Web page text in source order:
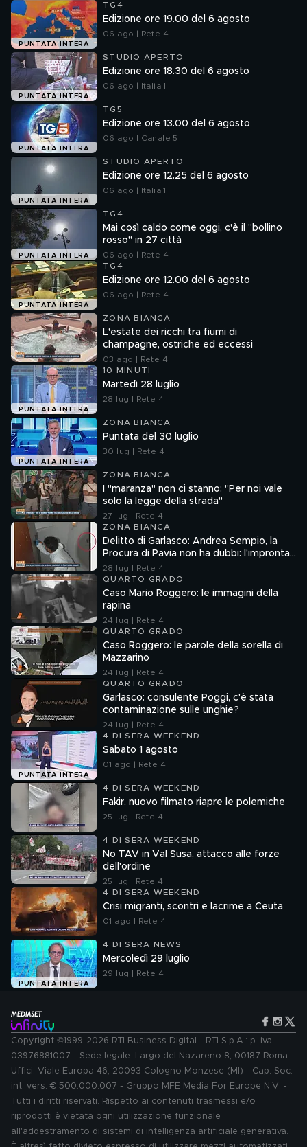
PUNTATA INTERA
TG4
Edizione ore 19.00 del 6 agosto
06 ago | Rete 4
PUNTATA INTERA
STUDIO APERTO
Edizione ore 18.30 del 6 agosto
06 ago | Italia 1
PUNTATA INTERA
TG5
Edizione ore 13.00 del 6 agosto
06 ago | Canale 5
PUNTATA INTERA
STUDIO APERTO
Edizione ore 12.25 del 6 agosto
06 ago | Italia 1
PUNTATA INTERA
TG4
Mai così caldo come oggi, c'è il "bollino
rosso" in 27 città
06 ago | Rete 4
PUNTATA INTERA
TG4
Edizione ore 12.00 del 6 agosto
06 ago | Rete 4
ZONA BIANCA
L'estate dei ricchi tra fiumi di
champagne, ostriche ed eccessi
03 ago | Rete 4
PUNTATA INTERA
10 MINUTI
Martedì 28 luglio
28 lug | Rete 4
PUNTATA INTERA
ZONA BIANCA
Puntata del 30 luglio
30 lug | Rete 4
ZONA BIANCA
I "maranza" non ci stanno: "Per noi vale
solo la legge della strada"
27 lug | Rete 4
ZONA BIANCA
Delitto di Garlasco: Andrea Sempio, la
Procura di Pavia non ha dubbi: l'impronta
33 è la pistola fumante
28 lug | Rete 4
QUARTO GRADO
Caso Mario Roggero: le immagini della
rapina
24 lug | Rete 4
QUARTO GRADO
Caso Roggero: le parole della sorella di
Mazzarino
24 lug | Rete 4
QUARTO GRADO
Garlasco: consulente Poggi, c'è stata
contaminazione sulle unghie?
24 lug | Rete 4
PUNTATA INTERA
4 DI SERA WEEKEND
Sabato 1 agosto
01 ago | Rete 4
4 DI SERA WEEKEND
Fakir, nuovo filmato riapre le polemiche
25 lug | Rete 4
4 DI SERA WEEKEND
No TAV in Val Susa, attacco alle forze
dell'ordine
25 lug | Rete 4
4 DI SERA WEEKEND
Crisi migranti, scontri e lacrime a Ceuta
01 ago | Rete 4
PUNTATA INTERA
4 DI SERA NEWS
Mercoledì 29 luglio
29 lug | Rete 4
Copyright ©1999-2026 RTI Business Digital - RTI S.p.A.: p. iva
03976881007 - Sede legale: Largo del Nazareno 8, 00187 Roma.
Uffici: Viale Europa 46, 20093 Cologno Monzese (MI) - Cap. Soc.
int. vers. € 500.000.007 - Gruppo MFE Media For Europe N.V. -
Tutti i diritti riservati. Rispetto ai contenuti trasmessi e/o
riprodotti è vietata ogni utilizzazione funzionale
all'addestramento di sistemi di intelligenza artificiale generativa.